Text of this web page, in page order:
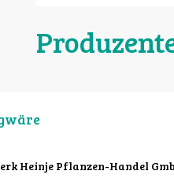
Heinje Pflanzen-Handel